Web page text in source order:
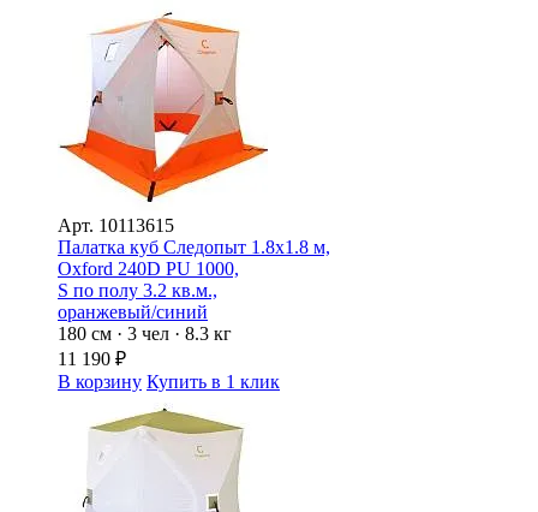
Арт. 10113615
Палатка куб Следопыт 1.8х1.8 м,
Oxford 240D PU 1000,
S по полу 3.2 кв.м.,
оранжевый/синий
180 см · 3 чел · 8.3 кг
11 190 ₽
В корзину Купить в 1 клик